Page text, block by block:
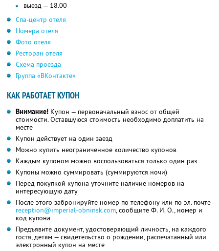
выезд — 18.00
Спа-центр отеля
Номера отеля
Фото отеля
Ресторан отеля
Схема проезда
Группа «ВКонтакте»
КАК РАБОТАЕТ КУПОН
Внимание! Купон — первоначальный взнос от общей
стоимости. Оставшуюся стоимость необходимо доплатить на
месте
Купон действует на один заезд
Можно купить неограниченное количество купонов
Каждым купоном можно воспользоваться только один раз
Купоны можно суммировать (суммируются ночи)
Перед покупкой купона уточните наличие номеров на
интересующую дату
После этого забронируйте номер по телефону или по эл. почте
reception@imperial-obninsk.com,сообщите Ф. И. О.,номер и
код купона
Предъявите документ, удостоверяющий личность, на каждого
гостя, детям — свидетельство о рождении, распечатанный или
электронный купон на месте